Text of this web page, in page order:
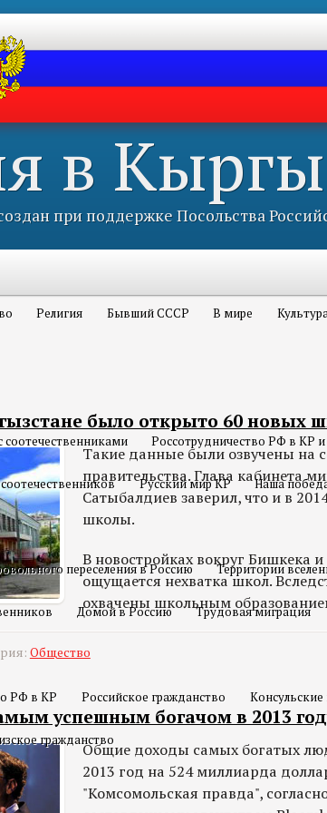
в
при поддержке Посольства
Религия Бывший СССР В мире
соотечественниками Россотрудничество РФ в КР
Русский мир КР Наша
переселения в Россию Территории
Домой в Россию Трудовая миграция
РФ в КР Российское гражданство
гражданство
было открыто 60 новых
Такие данные были озвучены на
правительства. Глава кабинета
Сатыбалдиев заверил, что и в
школы.
В новостройках вокруг Бишкека
ощущается нехватка школ.
охвачены школьным
Общество
успешным богачом в 2013
Общие доходы самых богатых
2013 год на 524 миллиарда
"Комсомольская правда",